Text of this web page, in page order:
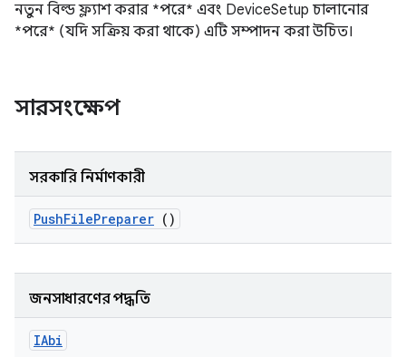
নতুন বিল্ড ফ্ল্যাশ করার *পরে* এবং DeviceSetup চালানোর
*পরে* (যদি সক্রিয় করা থাকে) এটি সম্পাদন করা উচিত।
সারসংক্ষেপ
সরকারি নির্মাণকারী
PushFilePreparer ()
জনসাধারণের পদ্ধতি
IAbi